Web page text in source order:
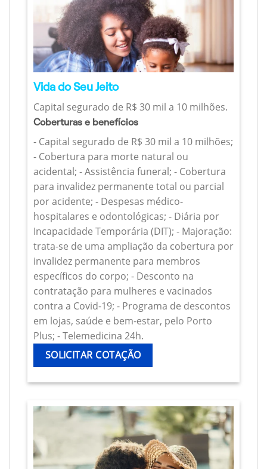
Vida do Seu Jeito
Capital segurado de R$ 30 mil a 10 milhões.
Coberturas e benefícios
- Capital segurado de R$ 30 mil a 10 milhões;
- Cobertura para morte natural ou
acidental; - Assistência funeral; - Cobertura
para invalidez permanente total ou parcial
por acidente; - Despesas médico-
hospitalares e odontológicas; - Diária por
Incapacidade Temporária (DIT); - Majoração:
trata-se de uma ampliação da cobertura por
invalidez permanente para membros
específicos do corpo; - Desconto na
contratação para mulheres e vacinados
contra a Covid-19; - Programa de descontos
em lojas, saúde e bem-estar, pelo Porto
Plus; - Telemedicina 24h.
SOLICITAR COTAÇÃO